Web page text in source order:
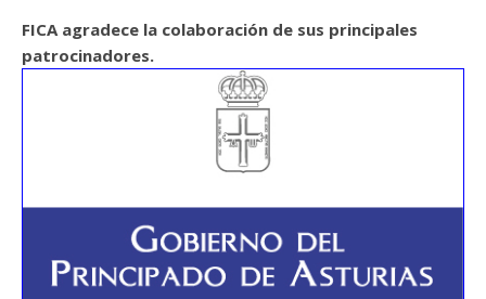
FICA agradece la colaboración de sus principales
patrocinadores.